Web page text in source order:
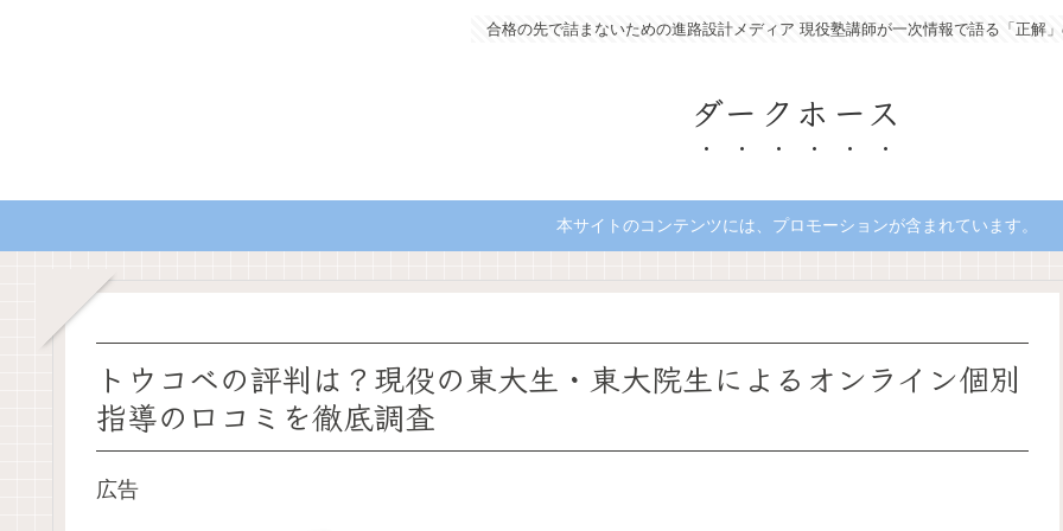
合格の先で詰まないための進路設計メディア 現役塾講師が一次情報で語る「正解
ダークホース
本サイトのコンテンツには、プロモーションが含まれています。
トウコベの評判は？現役の東大生・東大院生によるオンライン個別
指導の口コミを徹底調査
広告